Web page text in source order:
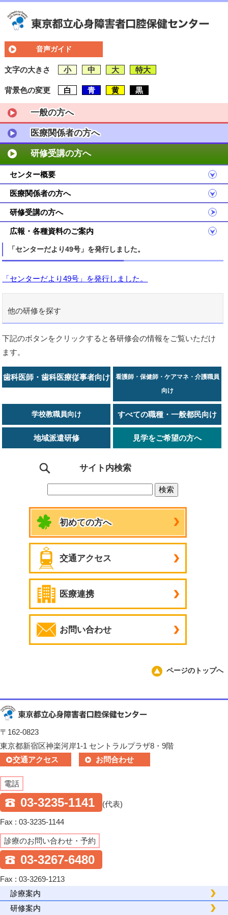
音声ガイド
文字の大きさ 小 中 大 特大
背景色の変更 白 青 黄 黒
一般の方へ
医療関係者の方へ
研修受講の方へ
センター概要
医療関係者の方へ
研修受講の方へ
広報・各種資料のご案内
「センターだより49号」を発行しました。
「センターだより49号」を発行しました。
他の研修を探す
下記のボタンをクリックすると各研修会の情報をご覧いただけ
ます。
歯科医師・歯科医療従事者向け
看護師・保健師・ケアマネ・介護職員
向け
学校教職員向け すべての職種・一般都民向け
地域派遣研修 見学をご希望の方へ
サイト内検索
初めての方へ
交通アクセス
医療連携
お問い合わせ
ページのトップへ
〒162-0823
東京都新宿区神楽河岸1-1 セントラルプラザ8・9階
交通アクセス
お問合わせ
電話
03-3235-1141 (代表)
Fax : 03-3235-1144
診療のお問い合わせ・予約
03-3267-6480
Fax : 03-3269-1213
診療案内
研修案内